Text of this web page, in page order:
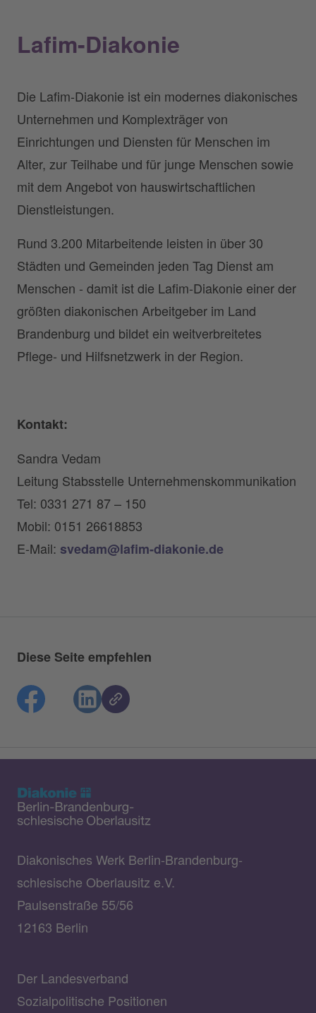
Lafim-Diakonie
Die Lafim-Diakonie ist ein modernes diakonisches
Unternehmen und Komplexträger von
Einrichtungen und Diensten für Menschen im
Alter, zur Teilhabe und für junge Menschen sowie
mit dem Angebot von hauswirtschaftlichen
Dienstleistungen.
Rund 3.200 Mitarbeitende leisten in über 30
Städten und Gemeinden jeden Tag Dienst am
Menschen - damit ist die Lafim-Diakonie einer der
größten diakonischen Arbeitgeber im Land
Brandenburg und bildet ein weitverbreitetes
Pflege- und Hilfsnetzwerk in der Region.
Kontakt:
Sandra Vedam
Leitung Stabsstelle Unternehmenskommunikation
Tel: 0331 271 87 – 150
Mobil: 0151 26618853
E-Mail: svedam@lafim-diakonie.de
Diese Seite empfehlen
Diakonisches Werk Berlin-Brandenburg-
schlesische Oberlausitz e.V.
Paulsenstraße 55/56
12163 Berlin
Der Landesverband
Sozialpolitische Positionen